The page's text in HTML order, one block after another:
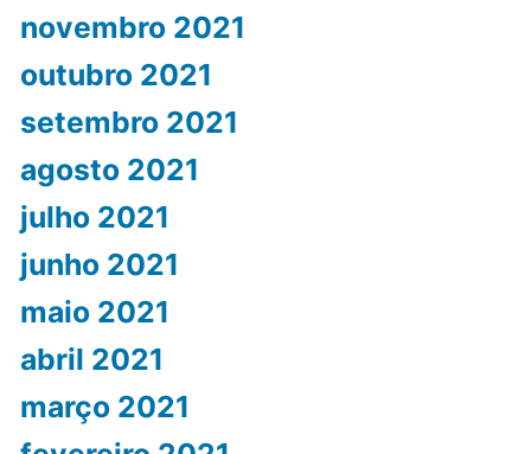
novembro 2021
outubro 2021
setembro 2021
agosto 2021
julho 2021
junho 2021
maio 2021
abril 2021
março 2021